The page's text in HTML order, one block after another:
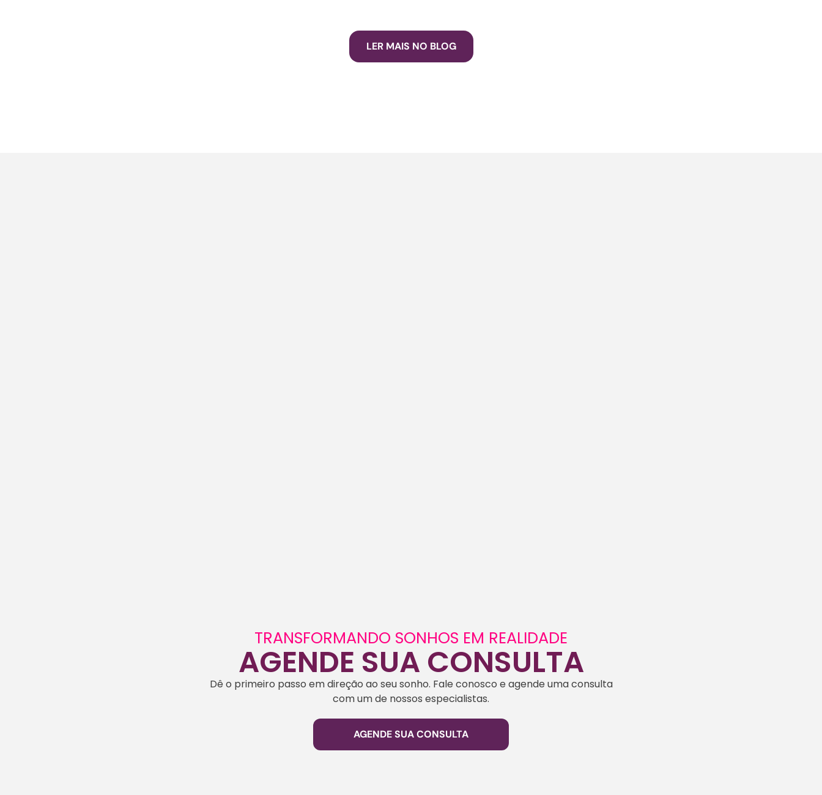
LER MAIS NO BLOG
TRANSFORMANDO SONHOS EM REALIDADE
AGENDE SUA CONSULTA
Dê o primeiro passo em direção ao seu sonho. Fale conosco e agende uma consulta
com um de nossos especialistas.
AGENDE SUA CONSULTA